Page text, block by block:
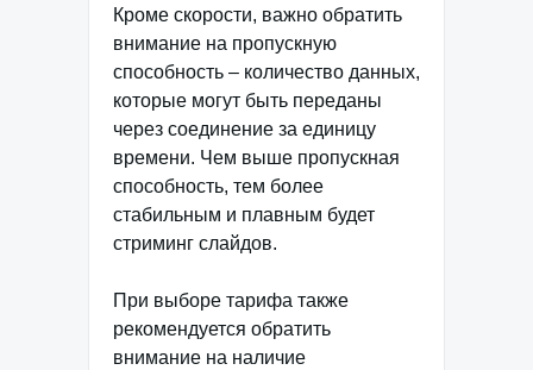
Кроме скорости, важно обратить
внимание на пропускную
способность – количество данных,
которые могут быть переданы
через соединение за единицу
времени. Чем выше пропускная
способность, тем более
стабильным и плавным будет
стриминг слайдов.
При выборе тарифа также
рекомендуется обратить
внимание на наличие